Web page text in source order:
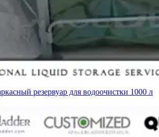
резервуар для водоочистки 1000 л